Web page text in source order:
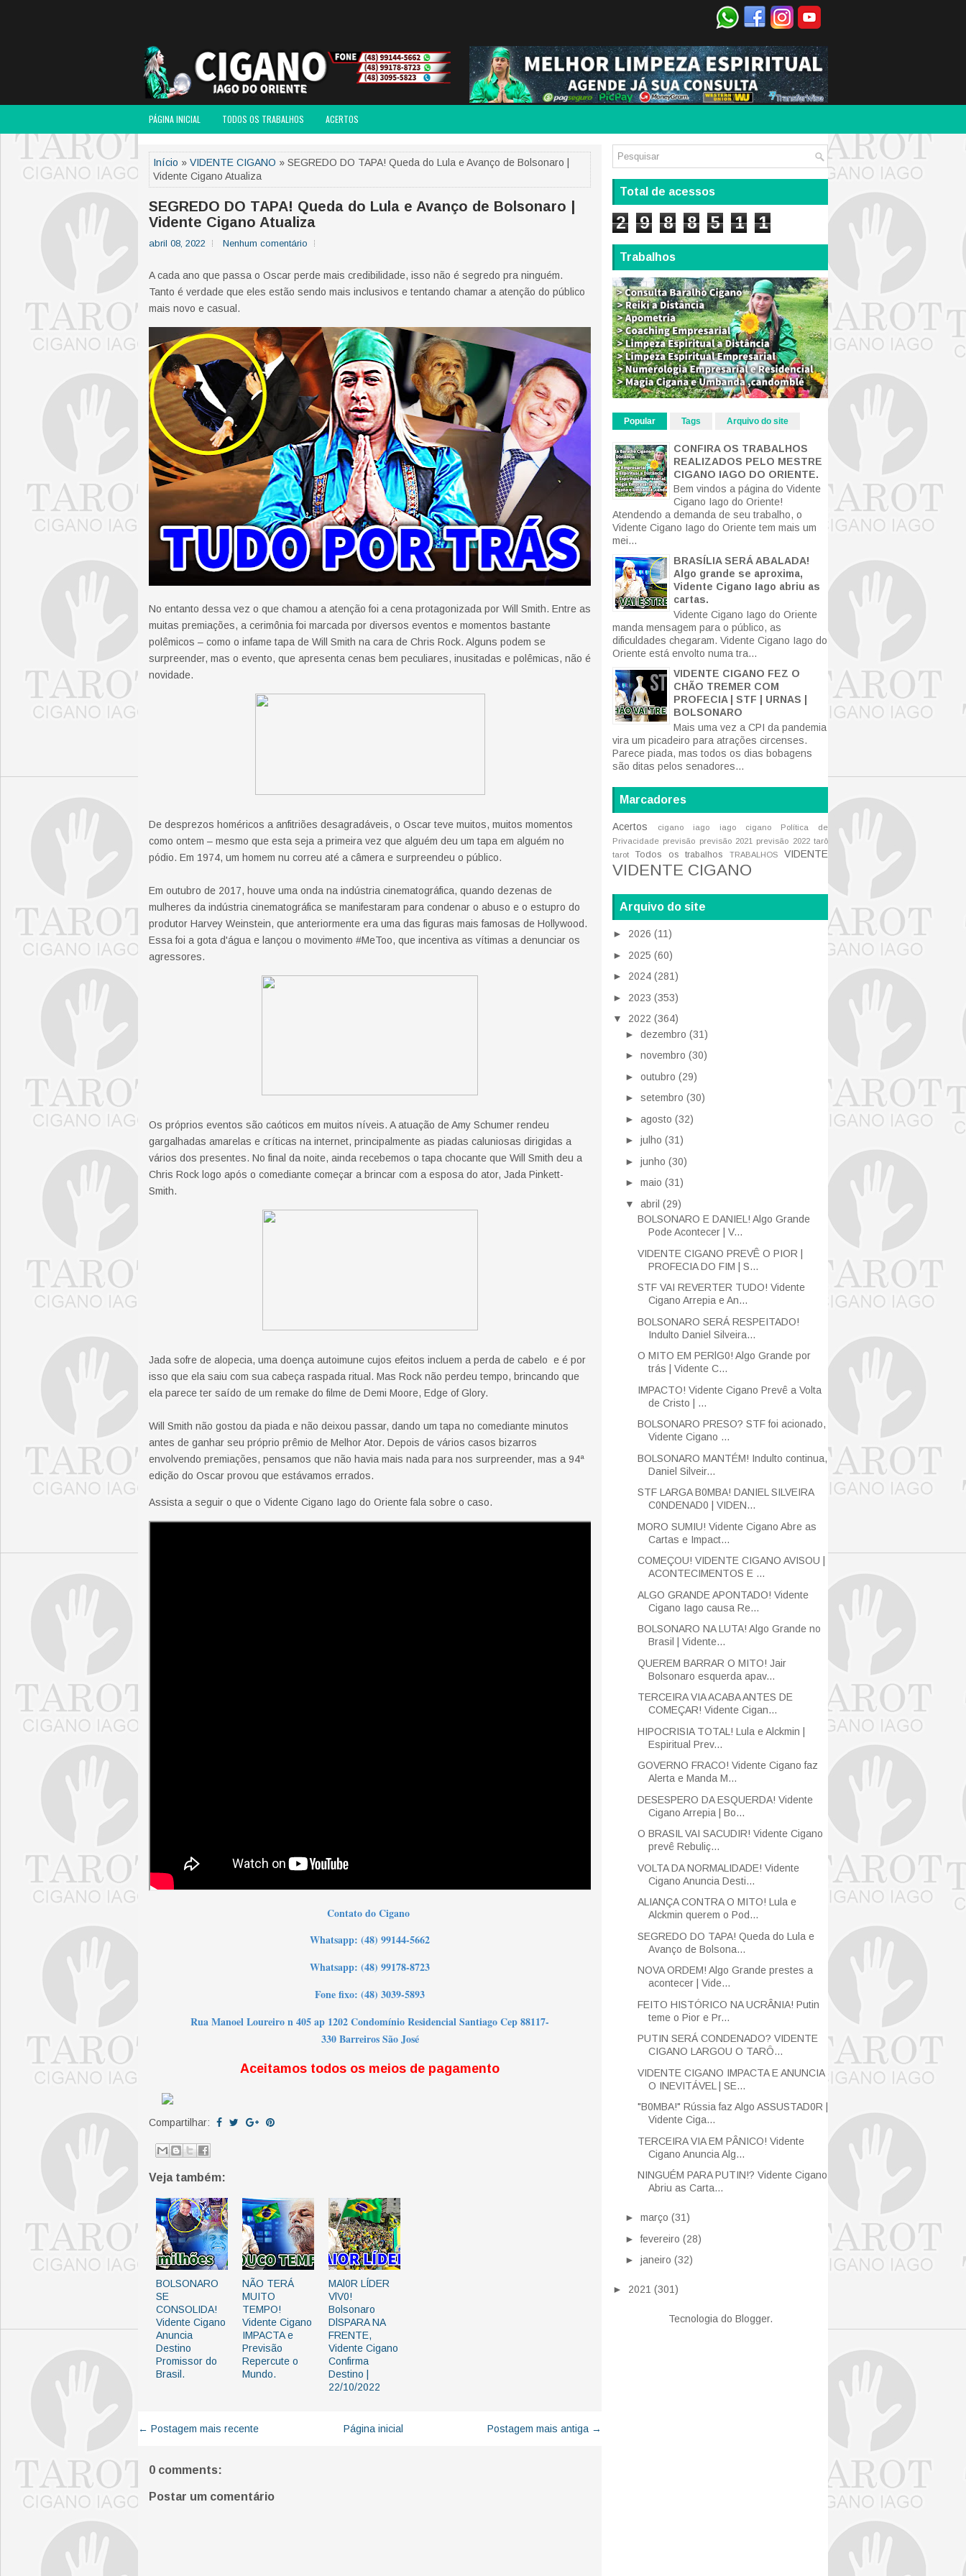
PÁGINA INICIAL TODOS OS TRABALHOS ACERTOS
Início » VIDENTE CIGANO » SEGREDO DO TAPA! Queda do Lula e Avanço de Bolsonaro |
Vidente Cigano Atualiza
SEGREDO DO TAPA! Queda do Lula e Avanço de Bolsonaro |
Vidente Cigano Atualiza
abril 08, 2022 Nenhum comentário
A cada ano que passa o Oscar perde mais credibilidade, isso não é segredo pra ninguém.
Tanto é verdade que eles estão sendo mais inclusivos e tentando chamar a atenção do público
mais novo e casual.
No entanto dessa vez o que chamou a atenção foi a cena protagonizada por Will Smith. Entre as
muitas premiações, a cerimônia foi marcada por diversos eventos e momentos bastante
polêmicos – como o infame tapa de Will Smith na cara de Chris Rock. Alguns podem se
surpreender, mas o evento, que apresenta cenas bem peculiares, inusitadas e polêmicas, não é
novidade.
De desprezos homéricos a anfitriões desagradáveis, o Oscar teve muitos, muitos momentos
como ontem – mesmo que esta seja a primeira vez que alguém deu um tapa em alguém no
pódio. Em 1974, um homem nu correu até a câmera e surpreendeu o público.
Em outubro de 2017, houve uma onda na indústria cinematográfica, quando dezenas de
mulheres da indústria cinematográfica se manifestaram para condenar o abuso e o estupro do
produtor Harvey Weinstein, que anteriormente era uma das figuras mais famosas de Hollywood.
Essa foi a gota d'água e lançou o movimento #MeToo, que incentiva as vítimas a denunciar os
agressores.
Os próprios eventos são caóticos em muitos níveis. A atuação de Amy Schumer rendeu
gargalhadas amarelas e críticas na internet, principalmente as piadas caluniosas dirigidas a
vários dos presentes. No final da noite, ainda recebemos o tapa chocante que Will Smith deu a
Chris Rock logo após o comediante começar a brincar com a esposa do ator, Jada Pinkett-
Smith.
Jada sofre de alopecia, uma doença autoimune cujos efeitos incluem a perda de cabelo e é por
isso que ela saiu com sua cabeça raspada ritual. Mas Rock não perdeu tempo, brincando que
ela parece ter saído de um remake do filme de Demi Moore, Edge of Glory.
Will Smith não gostou da piada e não deixou passar, dando um tapa no comediante minutos
antes de ganhar seu próprio prêmio de Melhor Ator. Depois de vários casos bizarros
envolvendo premiações, pensamos que não havia mais nada para nos surpreender, mas a 94ª
edição do Oscar provou que estávamos errados.
Assista a seguir o que o Vidente Cigano Iago do Oriente fala sobre o caso.
Contato do Cigano
Whatsapp: (48) 99144-5662
Whatsapp: (48) 99178-8723
Fone fixo: (48) 3039-5893
Rua Manoel Loureiro n 405 ap 1202 Condomínio Residencial Santiago Cep 88117-
330 Barreiros São José
Aceitamos todos os meios de pagamento
Compartilhar:
Veja também:
BOLSONARO
SE
CONSOLIDA!
Vidente Cigano
Anuncia
Destino
Promissor do
Brasil.
NÃO TERÁ
MUITO
TEMPO!
Vidente Cigano
IMPACTA e
Previsão
Repercute o
Mundo.
MAl0R LÍDER
VlV0!
Bolsonaro
DlSPARA NA
FRENTE,
Vidente Cigano
Confirma
Destino |
22/10/2022
← Postagem mais recente Postagem mais antiga →
Página inicial
0 comments:
Postar um comentário
Total de acessos
2 9 8 8 5 1 1
Trabalhos
Popular Tags Arquivo do site
CONFIRA OS TRABALHOS
REALIZADOS PELO MESTRE
CIGANO IAGO DO ORIENTE.
Bem vindos a página do Vidente
Cigano Iago do Oriente!
Atendendo a demanda de seu trabalho, o
Vidente Cigano Iago do Oriente tem mais um
mei...
BRASÍLIA SERÁ ABALADA!
Algo grande se aproxima,
Vidente Cigano Iago abriu as
cartas.
Vidente Cigano Iago do Oriente
manda mensagem para o público, as
dificuldades chegaram. Vidente Cigano Iago do
Oriente está envolto numa tra...
VIDENTE CIGANO FEZ O
CHÃO TREMER COM
PROFECIA | STF | URNAS |
BOLSONARO
Mais uma vez a CPI da pandemia
vira um picadeiro para atrações circenses.
Parece piada, mas todos os dias bobagens
são ditas pelos senadores...
Marcadores
Acertos cigano iago iago cigano
Política de
Privacidade previsão previsão 2021 previsão 2022 tarô
tarot
Todos os trabalhos TRABALHOS VIDENTE
VIDENTE CIGANO
Arquivo do site
► 2026 (11)
► 2025 (60)
► 2024 (281)
► 2023 (353)
▼ 2022 (364)
► dezembro (31)
► novembro (30)
► outubro (29)
► setembro (30)
► agosto (32)
► julho (31)
► junho (30)
► maio (31)
▼ abril (29)
BOLSONARO E DANIEL! Algo Grande
Pode Acontecer | V...
VIDENTE CIGANO PREVÊ O PIOR |
PROFECIA DO FIM | S...
STF VAI REVERTER TUDO! Vidente
Cigano Arrepia e An...
BOLSONARO SERÁ RESPEITADO!
Indulto Daniel Silveira...
O MITO EM PERlG0! Algo Grande por
trás | Vidente C...
IMPACTO! Vidente Cigano Prevê a Volta
de Cristo | ...
BOLSONARO PRESO? STF foi acionado,
Vidente Cigano ...
BOLSONARO MANTÉM! Indulto continua,
Daniel Silveir...
STF LARGA B0MBA! DANIEL SILVEIRA
C0NDENAD0 | VIDEN...
MORO SUMIU! Vidente Cigano Abre as
Cartas e Impact...
COMEÇOU! VIDENTE CIGANO AVISOU |
ACONTECIMENTOS E ...
ALGO GRANDE APONTADO! Vidente
Cigano Iago causa Re...
BOLSONARO NA LUTA! Algo Grande no
Brasil | Vidente...
QUEREM BARRAR O MITO! Jair
Bolsonaro esquerda apav...
TERCEIRA VIA ACABA ANTES DE
COMEÇAR! Vidente Cigan...
HIPOCRISIA TOTAL! Lula e Alckmin |
Espiritual Prev...
GOVERNO FRACO! Vidente Cigano faz
Alerta e Manda M...
DESESPERO DA ESQUERDA! Vidente
Cigano Arrepia | Bo...
O BRASIL VAI SACUDIR! Vidente Cigano
prevê Rebuliç...
VOLTA DA NORMALIDADE! Vidente
Cigano Anuncia Desti...
ALIANÇA CONTRA O MITO! Lula e
Alckmin querem o Pod...
SEGREDO DO TAPA! Queda do Lula e
Avanço de Bolsona...
NOVA ORDEM! Algo Grande prestes a
acontecer | Vide...
FEITO HISTÓRICO NA UCRÂNIA! Putin
teme o Pior e Pr...
PUTIN SERÁ CONDENADO? VIDENTE
CIGANO LARGOU O TARÔ...
VIDENTE CIGANO IMPACTA E ANUNCIA
O INEVITÁVEL | SE...
"B0MBA!" Rússia faz Algo ASSUSTAD0R |
Vidente Ciga...
TERCEIRA VIA EM PÂNICO! Vidente
Cigano Anuncia Alg...
NINGUÉM PARA PUTIN!? Vidente Cigano
Abriu as Carta...
► março (31)
►fevereiro (28)
► janeiro (32)
► 2021 (301)
Tecnologia do Blogger.